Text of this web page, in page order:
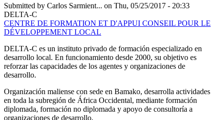
Submitted by Carlos Sarmient... on Thu, 05/25/2017 - 20:33
DELTA-C
CENTRE DE FORMATION ET D'APPUI CONSEIL POUR LE
DÉVELOPPEMENT LOCAL
DELTA-C es un instituto privado de formación especializado en
desarrollo local. En funcionamiento desde 2000, su objetivo es
reforzar las capacidades de los agentes y organizaciones de
desarrollo.
Organización maliense con sede en Bamako, desarrolla actividades
en toda la subregión de África Occidental, mediante formación
diplomada, formación no diplomada y apoyo de consultoría a
organizaciones de desarrollo.